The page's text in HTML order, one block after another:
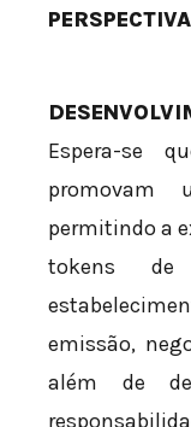
Espera-se
promovam
permitindo a
tokens
emissão,
além de